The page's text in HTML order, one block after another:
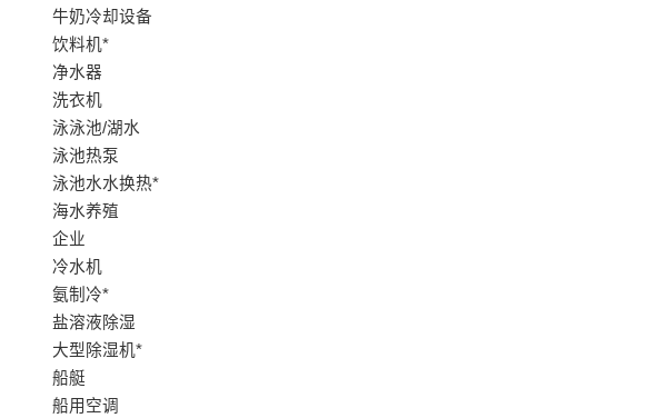
牛奶冷却设备
饮料机*
净水器
洗衣机
泳泳池/湖水
泳池热泵
泳池水水换热*
海水养殖
企业
冷水机
氨制冷*
盐溶液除湿
大型除湿机*
船艇
船用空调